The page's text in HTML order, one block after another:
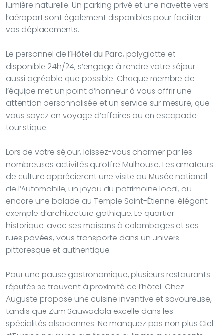
lumière naturelle. Un parking privé et une navette vers
l’aéroport sont également disponibles pour faciliter
vos déplacements.
Le personnel de l’Hôtel du Parc, polyglotte et
disponible 24h/24, s’engage à rendre votre séjour
aussi agréable que possible. Chaque membre de
l’équipe met un point d’honneur à vous offrir une
attention personnalisée et un service sur mesure, que
vous soyez en voyage d’affaires ou en escapade
touristique.
Lors de votre séjour, laissez-vous charmer par les
nombreuses activités qu’offre Mulhouse. Les amateurs
de culture apprécieront une visite au Musée national
de l’Automobile, un joyau du patrimoine local, ou
encore une balade au Temple Saint-Étienne, élégant
exemple d’architecture gothique. Le quartier
historique, avec ses maisons à colombages et ses
rues pavées, vous transporte dans un univers
pittoresque et authentique.
Pour une pause gastronomique, plusieurs restaurants
réputés se trouvent à proximité de l’hôtel. Chez
Auguste propose une cuisine inventive et savoureuse,
tandis que Zum Sauwadala excelle dans les
spécialités alsaciennes. Ne manquez pas non plus Ciel